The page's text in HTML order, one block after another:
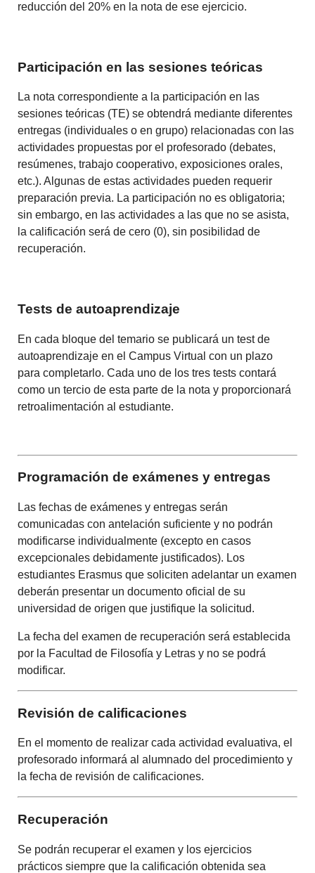
reducción del 20% en la nota de ese ejercicio.
Participación en las sesiones teóricas
La nota correspondiente a la participación en las
sesiones teóricas (TE) se obtendrá mediante diferentes
entregas (individuales o en grupo) relacionadas con las
actividades propuestas por el profesorado (debates,
resúmenes, trabajo cooperativo, exposiciones orales,
etc.). Algunas de estas actividades pueden requerir
preparación previa. La participación no es obligatoria;
sin embargo, en las actividades a las que no se asista,
la calificación será de cero (0), sin posibilidad de
recuperación.
Tests de autoaprendizaje
En cada bloque del temario se publicará un test de
autoaprendizaje en el Campus Virtual con un plazo
para completarlo. Cada uno de los tres tests contará
como un tercio de esta parte de la nota y proporcionará
retroalimentación al estudiante.
Programación de exámenes y entregas
Las fechas de exámenes y entregas serán
comunicadas con antelación suficiente y no podrán
modificarse individualmente (excepto en casos
excepcionales debidamente justificados). Los
estudiantes Erasmus que soliciten adelantar un examen
deberán presentar un documento oficial de su
universidad de origen que justifique la solicitud.
La fecha del examen de recuperación será establecida
por la Facultad de Filosofía y Letras y no se podrá
modificar.
Revisión de calificaciones
En el momento de realizar cada actividad evaluativa, el
profesorado informará al alumnado del procedimiento y
la fecha de revisión de calificaciones.
Recuperación
Se podrán recuperar el examen y los ejercicios
prácticos siempre que la calificación obtenida sea